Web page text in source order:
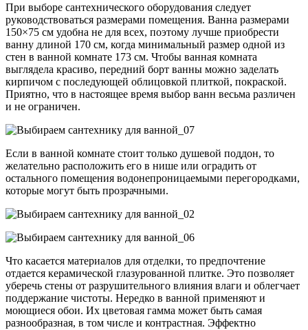
При выборе сантехнического оборудования следует
руководствоваться размерами помещения. Ванна размерами
150×75 см удобна не для всех, поэтому лучше приобрести
ванну длиной 170 см, когда минимальный размер одной из
стен в ванной комнате 173 см. Чтобы ванная комната
выглядела красиво, передний борт ванны можно заделать
кирпичом с последующей облицовкой плиткой, покраской.
Приятно, что в настоящее время выбор ванн весьма различен
и не ограничен.
Если в ванной комнате стоит только душевой поддон, то
желательно расположить его в нише или оградить от
остального помещения водонепроницаемыми перегородками,
которые могут быть прозрачными.
Что касается материалов для отделки, то предпочтение
отдается керамической глазурованной плитке. Это позволяет
уберечь стены от разрушительного влияния влаги и облегчает
поддержание чистоты. Нередко в ванной применяют и
моющиеся обои. Их цветовая гамма может быть самая
разнообразная, в том числе и контрастная. Эффектно